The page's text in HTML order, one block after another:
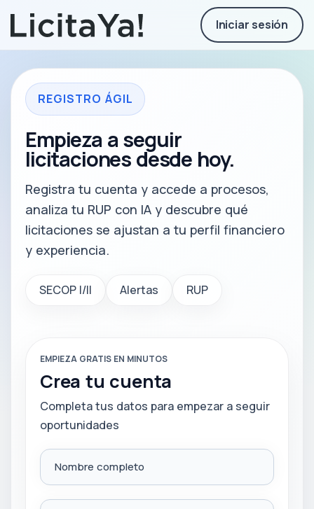
Iniciar sesión
REGISTRO ÁGIL
Empieza a seguir
licitaciones desde hoy.
Registra tu cuenta y accede a procesos,
analiza tu RUP con IA y descubre qué
licitaciones se ajustan a tu perfil financiero
y experiencia.
SECOP I/II Alertas RUP
EMPIEZA GRATIS EN MINUTOS
Crea tu cuenta
Completa tus datos para empezar a seguir
oportunidades
Nombre completo